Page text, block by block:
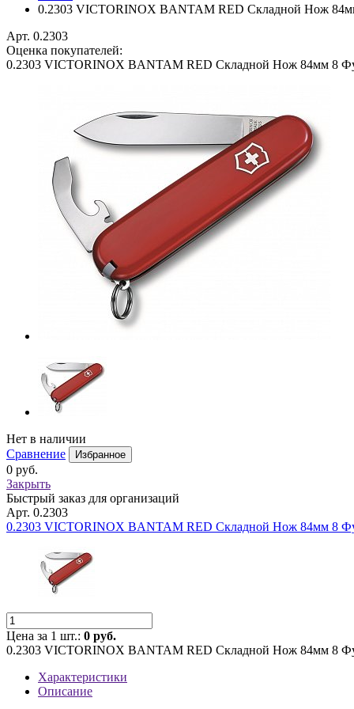
0.2303 VICTORINOX BANTAM RED Складной Нож
Арт. 0.2303
Оценка покупателей:
0.2303 VICTORINOX BANTAM RED Складной Нож 84мм 8
Нет в наличии
Сравнение
Избранное
0 руб.
Закрыть
Быстрый заказ для организаций
Арт. 0.2303
0.2303 VICTORINOX BANTAM RED Складной Нож 84мм 8
Цена за 1 шт.: 0 руб.
0.2303 VICTORINOX BANTAM RED Складной Нож 84мм 8
Характеристики
Описание